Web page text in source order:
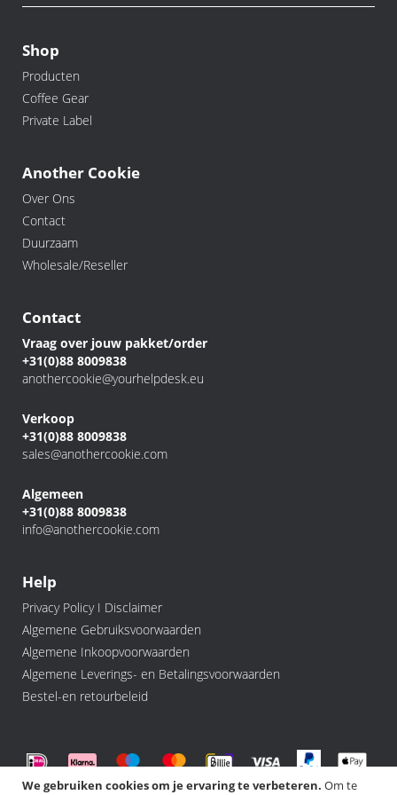
We gebruiken cookies om je ervaring te verbeteren. Om te
Shop
Producten
Coffee Gear
Private Label
Another Cookie
Over Ons
Contact
Duurzaam
Wholesale/Reseller
Contact
Vraag over jouw pakket/order
+31(0)88 8009838
anothercookie@yourhelpdesk.eu
Verkoop
+31(0)88 8009838
sales@anothercookie.com
Algemeen
+31(0)88 8009838
info@anothercookie.com
Help
Privacy Policy I Disclaimer
Algemene Gebruiksvoorwaarden
Algemene Inkoopvoorwaarden
Algemene Leverings- en Betalingsvoorwaarden
Bestel-en retourbeleid